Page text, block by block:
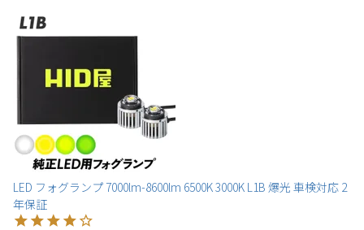
LED フォグランプ 7000lm-8600lm 6500K 3000K L1B 爆光 車検対応 2
年保証